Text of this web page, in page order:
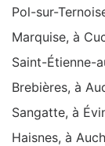
Pol-sur-
Marquise, à
Saint-Étienne-
Brebières, à
Sangatte, à
Haisnes, à